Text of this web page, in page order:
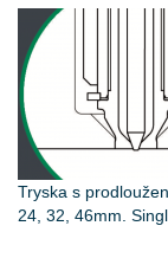
Tryska s
24, 32, 46mm.